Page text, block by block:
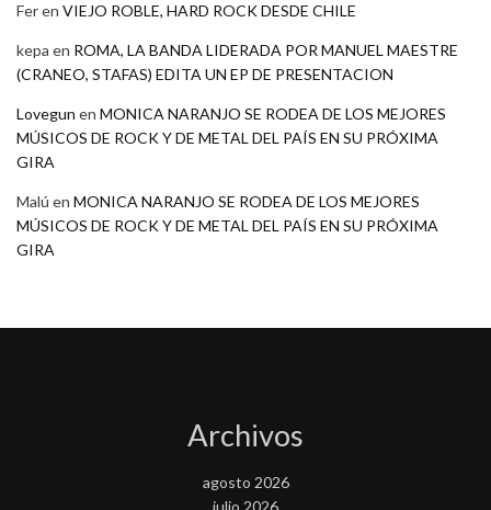
Feren VIEJO ROBLE, HARD ROCK DESDE CHILE
kepa en ROMA, LA BANDA LIDERADA POR MANUEL MAESTRE
(CRANEO, STAFAS) EDITA UN EP DE PRESENTACION
Lovegun en MONICA NARANJO SE RODEA DE LOS MEJORES
MÚSICOS DE ROCK Y DE METAL DEL PAÍS EN SU PRÓXIMA
GIRA
Malú en MONICA NARANJO SE RODEA DE LOS MEJORES
MÚSICOS DE ROCK Y DE METAL DEL PAÍS EN SU PRÓXIMA
GIRA
Archivos
agosto 2026
julio 2026